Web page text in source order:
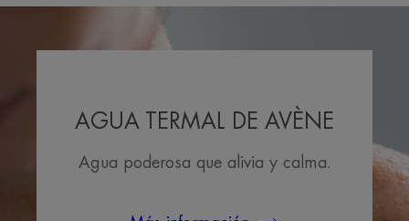
AGUA TERMAL DE AVÈNE
Agua poderosa que alivia y calma.